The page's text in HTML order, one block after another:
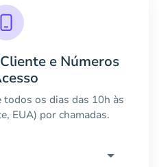
e Números
os dias das 10h às
EUA) por chamadas.